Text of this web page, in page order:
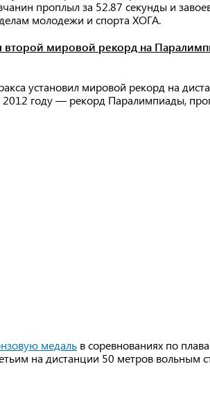
проплыл за 52.87 секунды и
молодежи и спорта ХОГА.
второй мировой рекорд на
установил мировой рекорд на
2012 году — рекорд Паралимпиады,
медаль в соревнованиях по
на дистанции 50 метров вольным